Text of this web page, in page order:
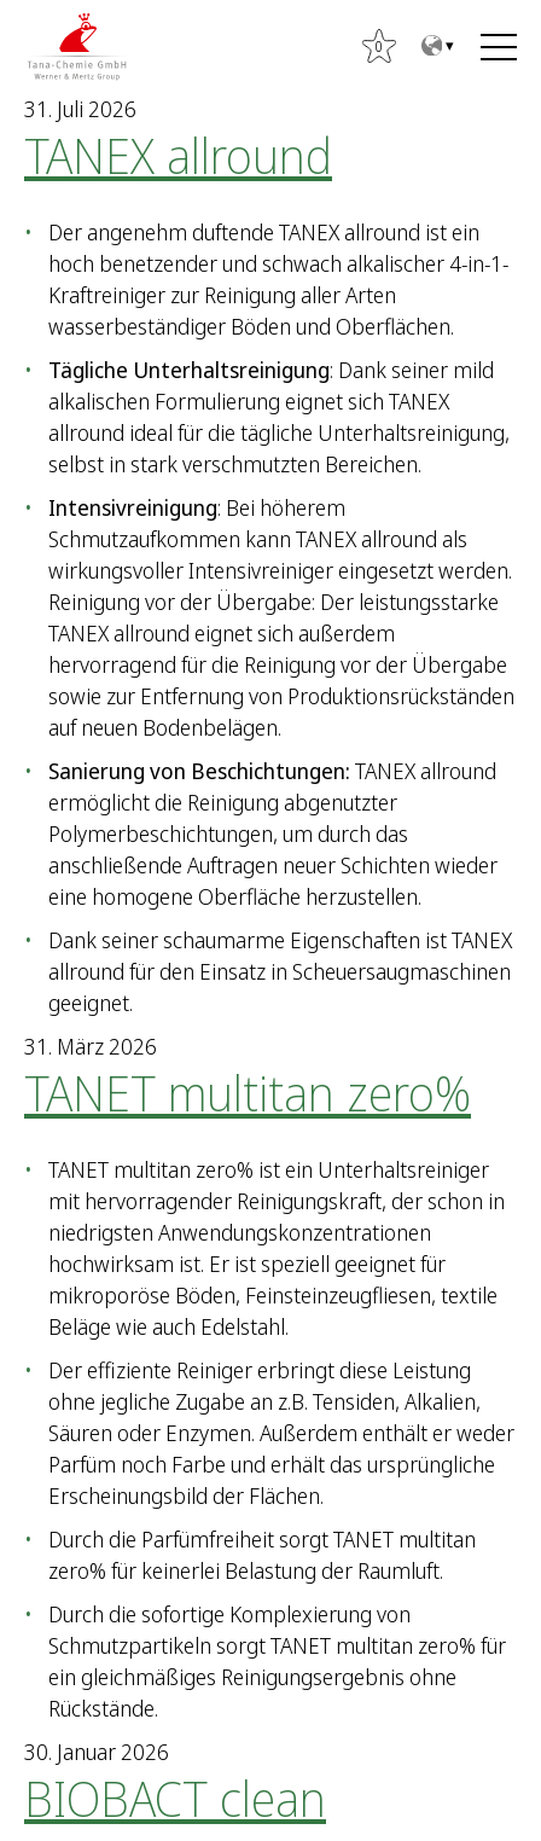
0
31. Juli 2026
TANEX allround
Der angenehm duftende TANEX allround ist ein
hoch benetzender und schwach alkalischer 4-in-1-
Kraftreiniger zur Reinigung aller Arten
wasserbeständiger Böden und Oberflächen.
Tägliche Unterhaltsreinigung: Dank seiner mild
alkalischen Formulierung eignet sich TANEX
allround ideal für die tägliche Unterhaltsreinigung,
selbst in stark verschmutzten Bereichen.
Intensivreinigung: Bei höherem
Schmutzaufkommen kann TANEX allround als
wirkungsvoller Intensivreiniger eingesetzt werden.
Reinigung vor der Übergabe: Der leistungsstarke
TANEX allround eignet sich außerdem
hervorragend für die Reinigung vor der Übergabe
sowie zur Entfernung von Produktionsrückständen
auf neuen Bodenbelägen.
Sanierung von Beschichtungen: TANEX allround
ermöglicht die Reinigung abgenutzter
Polymerbeschichtungen, um durch das
anschließende Auftragen neuer Schichten wieder
eine homogene Oberfläche herzustellen.
Dank seiner schaumarme Eigenschaften ist TANEX
allround für den Einsatz in Scheuersaugmaschinen
geeignet.
31. März 2026
TANET multitan zero%
TANET multitan zero% ist ein Unterhaltsreiniger
mit hervorragender Reinigungskraft, der schon in
niedrigsten Anwendungskonzentrationen
hochwirksam ist. Er ist speziell geeignet für
mikroporöse Böden, Feinsteinzeugfliesen, textile
Beläge wie auch Edelstahl.
Der effiziente Reiniger erbringt diese Leistung
ohne jegliche Zugabe an z.B. Tensiden, Alkalien,
Säuren oder Enzymen. Außerdem enthält er weder
Parfüm noch Farbe und erhält das ursprüngliche
Erscheinungsbild der Flächen.
Durch die Parfümfreiheit sorgt TANET multitan
zero% für keinerlei Belastung der Raumluft.
Durch die sofortige Komplexierung von
Schmutzpartikeln sorgt TANET multitan zero% für
ein gleichmäßiges Reinigungsergebnis ohne
Rückstände.
30. Januar 2026
BIOBACT clean